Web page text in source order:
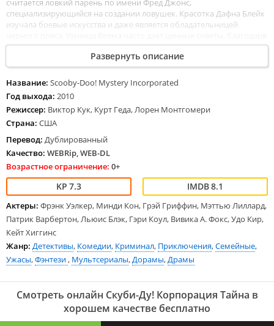
считается ловкий парень по имени Фред Джонс,
специализирующийся на создании ловушек. Красотка Дафна Блейк
изучала боевые искусства и даже является обладательницей
энциклопедическим знаниям. Наконец, Шэгги со своей собакой по
кличке Скуби чаще всего служит источником неприятностей и
втягивает товарищей во всевозможные авантюры. Недавно жители
Кристал-Коув нашли диск со странными надписями. Главные герои
полагают, что артефакт указывает на местонахождение проклятого
сокровища. Разумеется, обойти подобную вещицу стороной
молодые люди не могут и стараются разгадать секрет символов.
Развернуть описание
Название: Scooby-Doo! Mystery Incorporated
Год выхода: 2010
Режиссер: Виктор Кук, Курт Геда, Лорен Монтгомери
Страна: США
Перевод: Дублированный
Качество: WEBRip, WEB-DL
Возрастное ограничение: 0+
7.3 8.1
Актеры: Фрэнк Уэлкер, Минди Кон, Грэй Гриффин, Мэттью Лиллард,
Патрик Варбертон, Льюис Блэк, Гэри Коул, Вивика А. Фокс, Удо Кир,
Кейт Хиггинс
Жанр: Детективы, Комедии, Криминал, Приключения,Семейные,
Ужасы,Фэнтези, Мультсериалы,Дорамы,Драмы
Смотреть онлайн Скуби-Ду! Корпорация Тайна в
хорошем качестве бесплатно